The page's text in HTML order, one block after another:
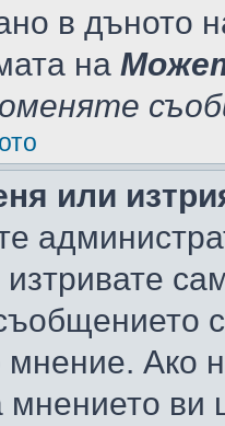
в дъното
на
или
мнение. Ако
ви